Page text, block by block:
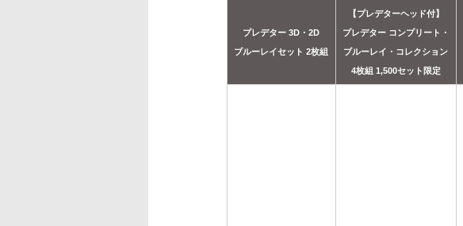
プレデター 3D・2D
ブルーレイセット 2枚組
【プレデターヘッド付】
プレデター コンプリート・
ブルーレイ・コレクション
4枚組 1,500セット限定